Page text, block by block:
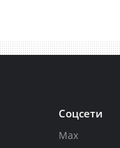
Соцсети
Max